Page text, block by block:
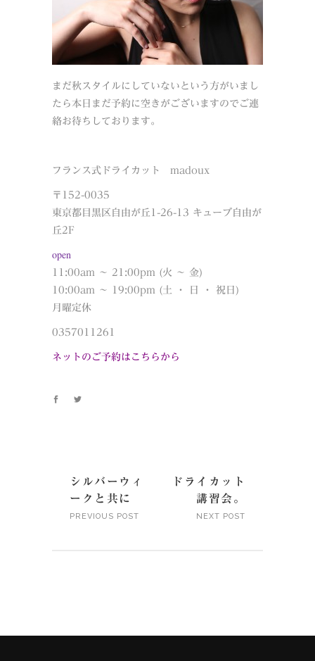
まだ秋スタイルにしていないという方がいまし
たら本日まだ予約に空きがございますのでご連
絡お待ちしております。
フランス式ドライカット madoux
〒152-0035
東京都目黒区自由が丘1-26-13 キューブ自由が
丘2F
open
11:00am ～ 21:00pm (火 ～ 金)
10:00am ～ 19:00pm (土 ・ 日 ・ 祝日)
月曜定休
0357011261
ネットのご予約はこちらから
シルバーウィ
ークと共に
PREVIOUS POST
ドライカット
講習会。
NEXT POST